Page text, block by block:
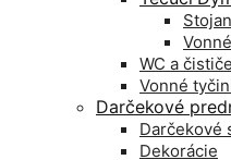
WC a
Vonné
Darčekové
Darčekové
Dekorácie